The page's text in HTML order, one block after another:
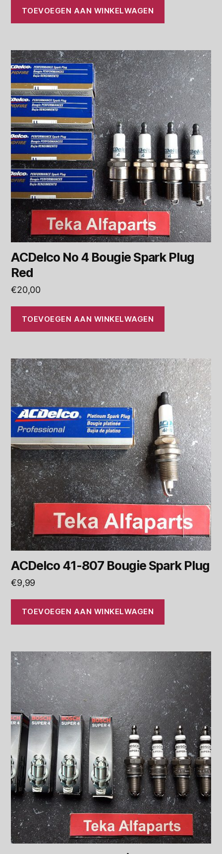
TOEVOEGEN AAN WINKELWAGEN
ACDelco No 4 Bougie Spark Plug
Red
€20,00
TOEVOEGEN AAN WINKELWAGEN
ACDelco 41-807 Bougie Spark Plug
€9,99
TOEVOEGEN AAN WINKELWAGEN